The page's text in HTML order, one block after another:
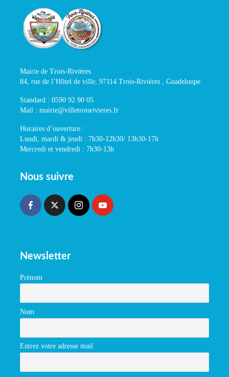
Mairie de Trois-Rivières
84, rue de l’Hôtel de ville, 97114 Trois-Rivières , Guadeloupe
Standard : 0590 92 90 05
Mail : mairie@villetroisrivieres.fr
Horaires d’ouverture :
Lundi, mardi & jeudi : 7h30-12h30/ 13h30-17h
Mercredi et vendredi : 7h30-13h
Nous suivre
Newsletter
Prénom
Nom
Entrez votre adresse mail